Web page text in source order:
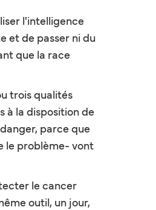
l'intelligence
et de passer ni du
que la race
trois qualités
à la disposition de
parce que
le problème- vont
le cancer
outil, un jour,